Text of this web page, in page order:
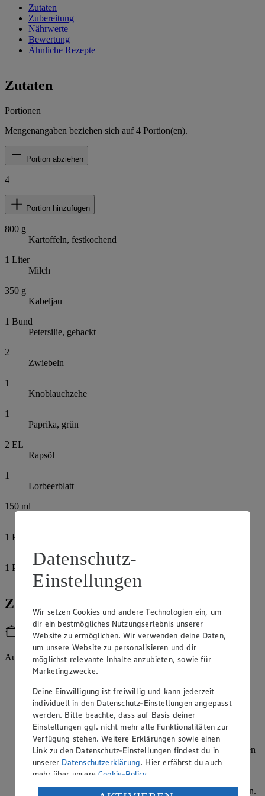
Zutaten
Zubereitung
Nährwerte
Bewertung
Ähnliche Rezepte
Zutaten
Portionen
Mengenangaben beziehen sich auf4 Portion(en).
Portion abziehen
4
Portion hinzufügen
800 g
Kartoffeln, festkochend
1 Liter
Milch
350 g
Kabeljau
1 Bund
Petersilie, gehackt
2
Zwiebeln
1
Knoblauchzehe
1
Paprika, grün
2 EL
Rapsöl
1
Lorbeerblatt
150 ml
1 Prise
1 Prise
Salz
Zubereitung
Utensilien
Auflaufform
Für den Auflauf die Kartoffeln schälen und in der Milch
erwärmen. Für 20 Minuten gar kochen, anschließend die
Milch abgießen und die Kartoffeln auskühlen lassen.
Die abgekühlten Kartoffeln in Scheiben schneiden.
Den Kabeljau in Würfel schneiden und mit der gehackten
Petersilie unter die Kartoffeln heben. Alle Zutaten zusammen
in eine Auflaufform geben.
Paprika vom Kerngehäuse befreien und in Würfel schneiden.
Datenschutz-
Einstellungen
Wir setzen Cookies und andere Technologien ein, um
dir ein bestmögliches Nutzungserlebnis unserer
Website zu ermöglichen. Wir verwenden deine Daten,
um unsere Website zu personalisieren und dir
möglichst relevante Inhalte anzubieten, sowie für
Marketingzwecke.
Deine Einwilligung ist freiwillig und kann jederzeit
individuell in den Datenschutz-Einstellungen angepasst
werden. Bitte beachte, dass auf Basis deiner
Einstellungen ggf. nicht mehr alle Funktionalitäten zur
Verfügung stehen. Weitere Erklärungen sowie einen
Link zu den Datenschutz-Einstellungen findest du in
unserer Datenschutzerklärung. Hier erfährst du auch
mehr über unsereCookie-Policy.